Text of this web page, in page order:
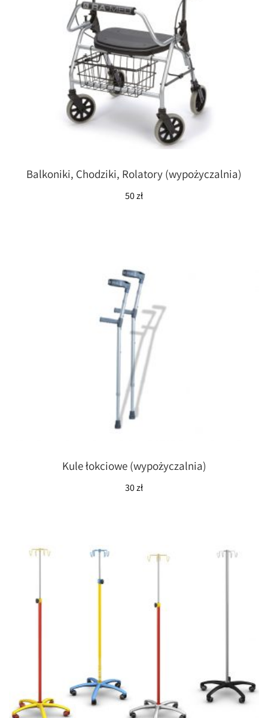
Balkoniki, Chodziki, Rolatory (wypożyczalnia)
50zł
Kule łokciowe (wypożyczalnia)
30zł